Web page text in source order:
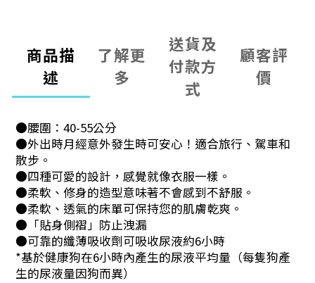
商品描
述
了解更
多
送貨及
付款方
式
顧客評
價
●腰圍：40-55公分
●外出時月經意外發生時可安心！適合旅行、駕車和
散步。
●四種可愛的設計，感覺就像衣服一樣。
●柔軟、修身的造型意味著不會感到不舒服。
●柔軟、透氣的床單可保持您的肌膚乾爽。
●「貼身側褶」防止洩漏
●可靠的纖薄吸收劑可吸收尿液約6小時
*基於健康狗在6小時內產生的尿液平均量（每隻狗產
生的尿液量因狗而異）